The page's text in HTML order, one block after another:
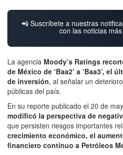
📲 Suscríbete a nuestras
con las noticias
La agencia Moody’s Ratings
de México de ‘Baa2’ a ‘Baa3’, el
de inversión, al señalar un
públicas del país.
En su reporte publicado el 20 de
modificó la perspectiva de
que persisten riesgos importantes
crecimiento económico, el
financiero continuo a Petróleos